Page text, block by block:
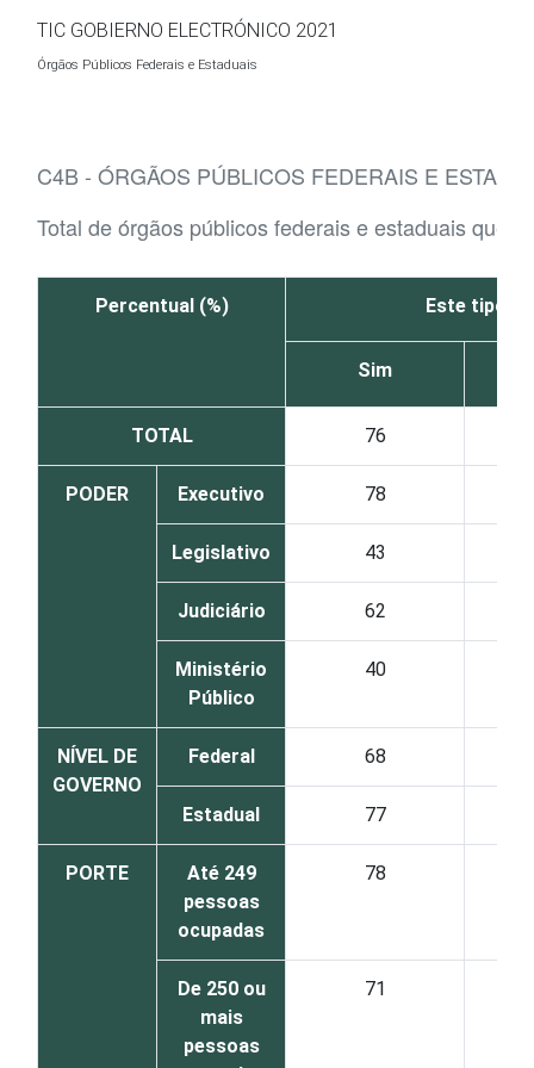
TIC GOBIERNO ELECTRÓNICO 2021
Órgãos Públicos Federais e Estaduais
C4B - ÓRGÃOS PÚBLICOS FEDERAIS E
Total de órgãos públicos federais e estaduais que
Percentual (%) Este tipo
Sim
TOTAL 76
PODER Executivo 78
Legislativo 43
Judiciário 62
Ministério
Público
40
NÍVEL DE
GOVERNO
Federal 68
Estadual 77
PORTE
Até 249
pessoas
ocupadas
78
De 250 ou
mais
pessoas
71